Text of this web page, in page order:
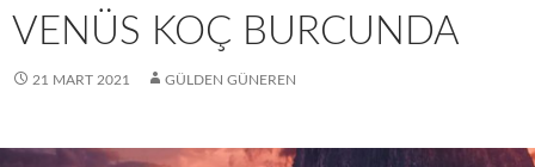
VENÜS KOÇ BURCUNDA
21 MART 2021 GÜLDEN GÜNEREN